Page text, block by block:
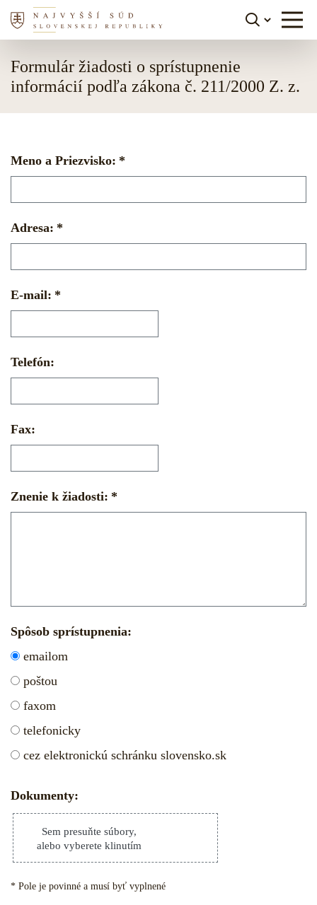
Formulár žiadosti o sprístupnenie
informácií podľa zákona č. 211/2000 Z. z.
Meno a Priezvisko:
Adresa:
E-mail:
Telefón:
Fax:
Znenie k žiadosti:
Spôsob sprístupnenia:
Spôsob sprístupnenia
emailom
poštou
faxom
telefonicky
cez elektronickú schránku slovensko.sk
Dokumenty:
Sem presuňte súbory,
alebo vyberete klinutím
* Pole je povinné a musí byť vyplnené